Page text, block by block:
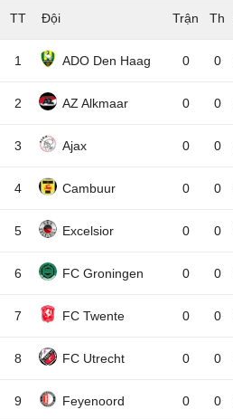
TT Đội
1 ADO Den Haag 0 0
2 AZ Alkmaar 0 0
3 Ajax 0 0
4 Cambuur 0 0
5 Excelsior 0 0
6 FC Groningen 0 0
7 FC Twente 0 0
8 FC Utrecht 0 0
9 Feyenoord 0 0